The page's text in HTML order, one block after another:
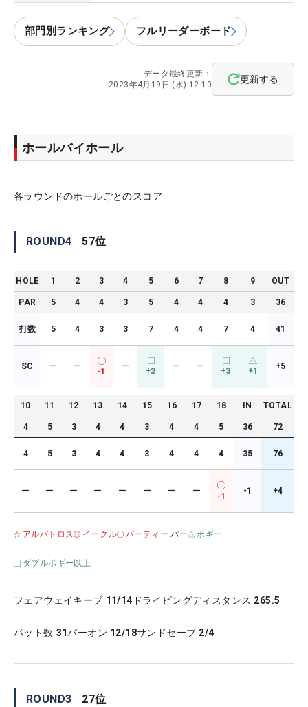
部門別ランキング フルリーダーボード
データ最終更新：
2023年4月19日 (水) 12:10
更新する
ホールバイホール
各ラウンドのホールごとのスコア
ROUND4 57位
HOLE 1 2 3 4 5 6 7 8 9 OUT
PAR 5 4 4 3 5 4 4 4 3 36
打数 5 4 3 3 7 4 4 7 4 41
SC ー ー
-1
ー +2 ー ー +3 +1 +5
10 11 12 13 14 15 16 17 18 IN TOTAL
4 5 3 4 4 3 4 4 5 36 72
4 5 3 4 4 3 4 4 4 35 76
ー ー ー ー ー ー ー ー
-1
-1 +4
アルバトロス イーグル バーティ ー パー ボギー
ダブルボギー以上
フェアウェイキープ 11/14 ドライビングディスタンス 265.5
パット数 31パーオン 12/18サンドセーブ 2/4
ROUND3 27位